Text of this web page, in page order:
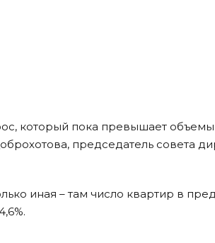
который пока превышает
председатель совета
иная – там число квартир в